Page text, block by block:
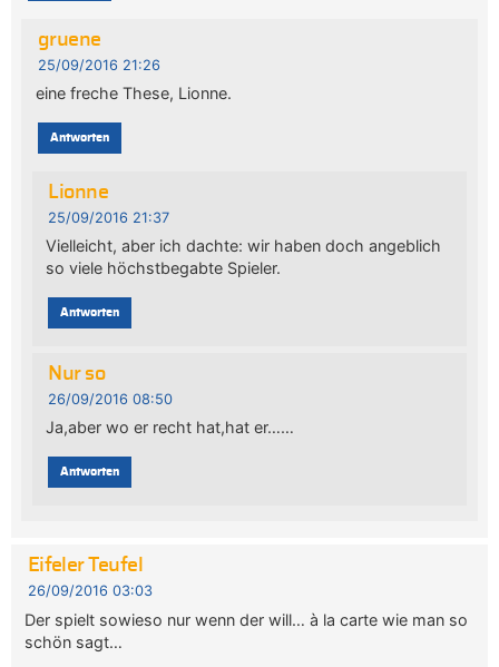
gruene
25/09/2016 21:26
eine freche These, Lionne.
Antworten
Lionne
25/09/2016 21:37
Vielleicht, aber ich dachte: wir haben doch angeblich
so viele höchstbegabte Spieler.
Antworten
Nur so
26/09/2016 08:50
Ja,aber wo er recht hat,hat er……
Antworten
Eifeler Teufel
26/09/2016 03:03
Der spielt sowieso nur wenn der will… à la carte wie man so
schön sagt…